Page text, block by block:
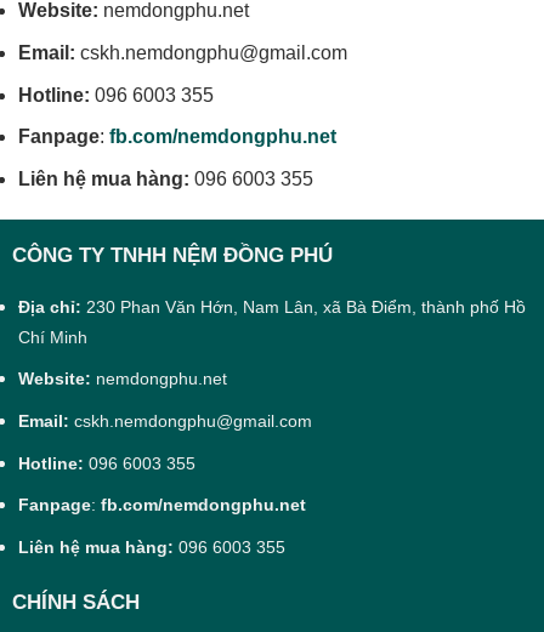
Website: nemdongphu.net
Email: cskh.nemdongphu@gmail.com
Hotline: 096 6003 355
Fanpage: fb.com/nemdongphu.net
Liên hệ mua hàng: 096 6003 355
CÔNG TY TNHH NỆM ĐỒNG PHÚ
Địa chỉ: 230 Phan Văn Hớn, Nam Lân, xã Bà Điểm, thành phố Hồ
Chí Minh
Website: nemdongphu.net
Email: cskh.nemdongphu@gmail.com
Hotline: 096 6003 355
Fanpage: fb.com/nemdongphu.net
Liên hệ mua hàng: 096 6003 355
CHÍNH SÁCH